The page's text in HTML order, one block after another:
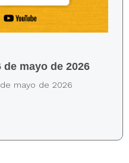
mayo de 2026
mayo de 2026